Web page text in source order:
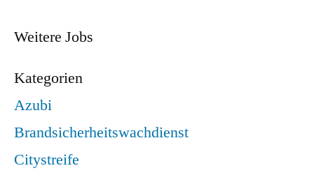
Weitere Jobs
Kategorien
Azubi
Brandsicherheitswachdienst
Citystreife